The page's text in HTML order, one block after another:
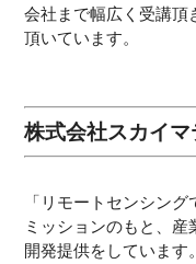
会社まで幅広く受講頂
頂いています。
株式会社スカイ
「リモートセンシン
ミッションのもと、
開発提供をしています